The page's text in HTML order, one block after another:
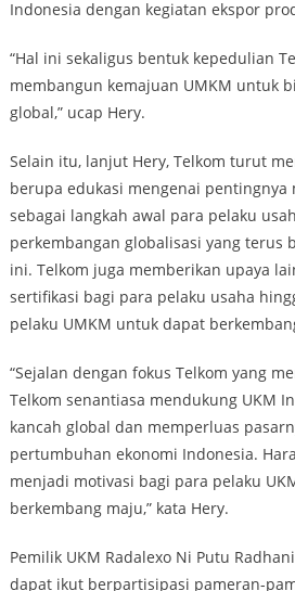
Indonesia dengan kegiatan ekspor
“Hal ini sekaligus bentuk kepedulian
membangun kemajuan UMKM untuk
global,” ucap Hery.
Selain itu, lanjut Hery, Telkom turut
berupa edukasi mengenai pentingnya
sebagai langkah awal para pelaku
perkembangan globalisasi yang terus
ini. Telkom juga memberikan upaya
sertifikasi bagi para pelaku usaha
pelaku UMKM untuk dapat
“Sejalan dengan fokus Telkom yang
Telkom senantiasa mendukung UKM
kancah global dan memperluas
pertumbuhan ekonomi Indonesia.
menjadi motivasi bagi para pelaku
berkembang maju,” kata Hery.
Pemilik UKM Radalexo Ni Putu
dapat ikut berpartisipasi pameran-